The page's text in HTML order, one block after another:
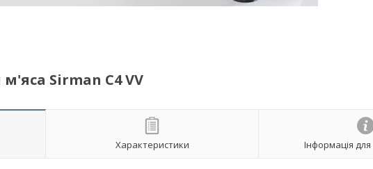
Sirman C4 VV
Характеристики Інформація